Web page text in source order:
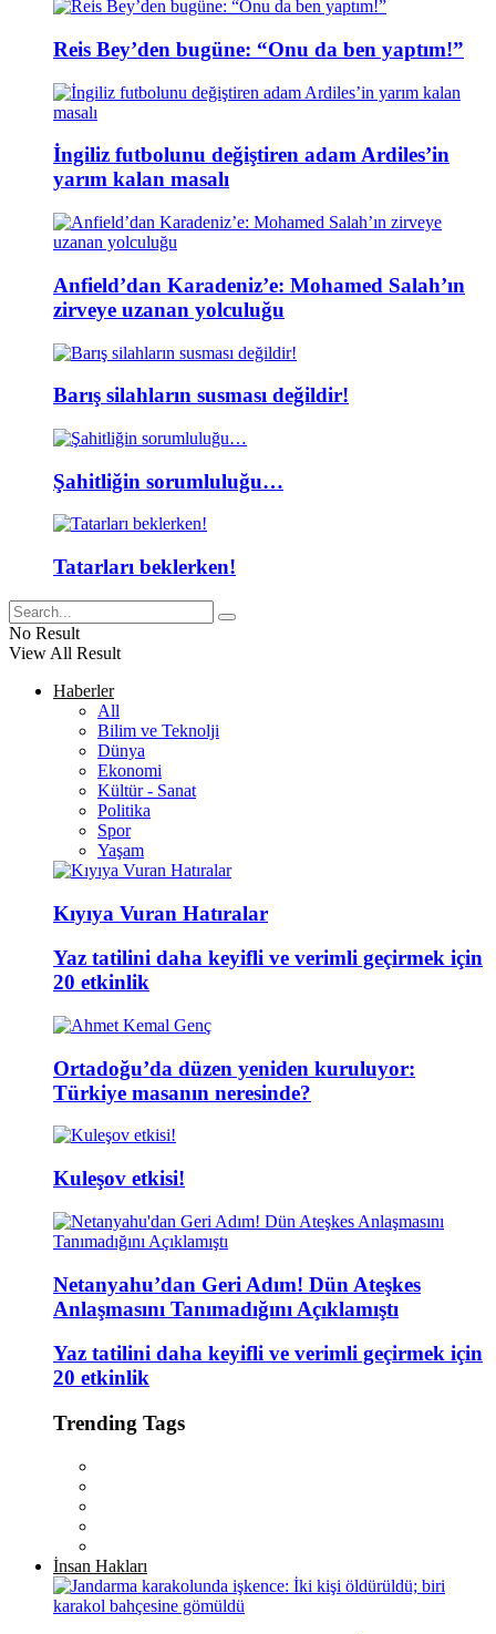
Reis Bey’den bugüne: “Onu da ben yaptım!”
İngiliz futbolunu değiştiren adam Ardiles’in
yarım kalan masalı
Anfield’dan Karadeniz’e: Mohamed Salah’ın
zirveye uzanan yolculuğu
Barış silahların susması değildir!
Şahitliğin sorumluluğu…
Tatarları beklerken!
No Result
View All Result
Haberler
All
Bilim ve Teknolji
Dünya
Ekonomi
Kültür - Sanat
Politika
Spor
Yaşam
Kıyıya Vuran Hatıralar
Yaz tatilini daha keyifli ve verimli geçirmek için
20 etkinlik
Ortadoğu’da düzen yeniden kuruluyor:
Türkiye masanın neresinde?
Kuleşov etkisi!
Netanyahu’dan Geri Adım! Dün Ateşkes
Anlaşmasını Tanımadığını Açıklamıştı
Yaz tatilini daha keyifli ve verimli geçirmek için
20 etkinlik
Trending Tags
İnsan Hakları